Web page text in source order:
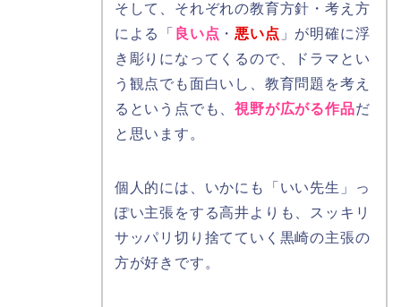
そして、それぞれの教育方針・考え方
による「
良い点 ・悪い点 」が明確に浮
き彫りになってくるので、ドラマとい
う観点でも面白いし、教育問題を考え
るという点でも、視野が広がる作品だ
と思います。
個人的には、いかにも「いい先生」っ
ぽい主張をする高井よりも、スッキリ
サッパリ切り捨てていく黒崎の主張の
方が好きです。